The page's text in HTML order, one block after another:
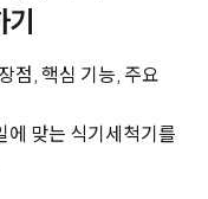
기
점, 핵심 기능, 주요
에 맞는 식기세척기를